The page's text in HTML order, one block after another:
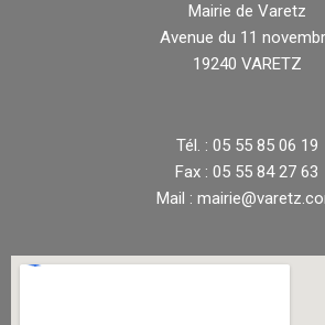
Mairie de Varetz
Avenue du 11
19240 VARETZ
Tél. : 05 55 85 06 19
Fax : 05 55 84 27 63
Mail :